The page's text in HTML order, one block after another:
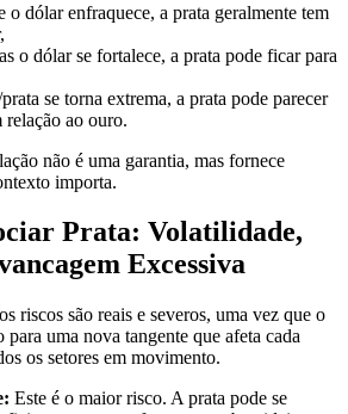
o dólar enfraquece, a prata geralmente tem
o dólar se fortalece, a prata pode ficar para
se torna extrema, a prata pode parecer
relação ao ouro.
não é uma garantia, mas fornece
importa.
Prata: Volatilidade,
Excessiva
riscos são reais e severos, uma vez que o
para uma nova tangente que afeta cada
os setores em movimento.
Este é o maior risco. A prata pode se